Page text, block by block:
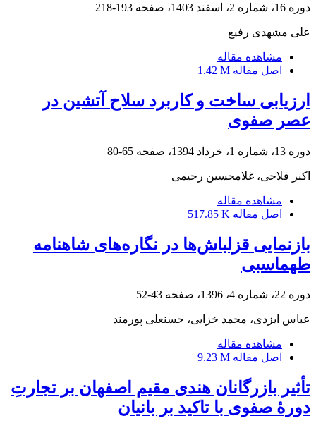
دوره 16، شماره 2، اسفند 1403، صفحه 193-218
علی مشهدی رفیع
مشاهده مقاله
اصل مقاله 1.42 M
ارزیابی ساخت و کاربرد سلاح آتشین در
عصر صفوی
دوره 13، شماره 1، خرداد 1394، صفحه 65-80
اکبر فلاحی، غلامحسین رحیمی
مشاهده مقاله
اصل مقاله 517.85 K
بازنمایی قزلباش‌ها در نگاره‌های شاهنامه
طهماسبی
دوره 22، شماره 4، 1396، صفحه 43-52
عباس ایزدی، محمد خزایی، حسنعلی پورمند
مشاهده مقاله
اصل مقاله 9.23 M
تأثیر بازرگانان هندی مقیم اصفهان بر تجارتِ
دورۀ صفوی با تاکید بر بانیان